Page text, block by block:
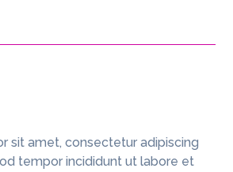
sit amet, consectetur adipiscing
tempor incididunt ut labore et